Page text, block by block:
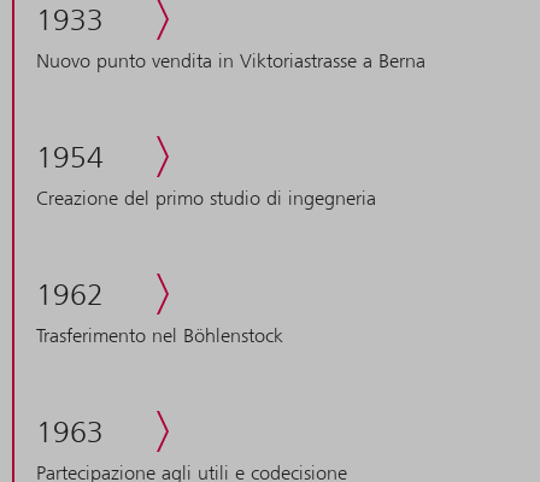
1933
Nuovo punto vendita in Viktoriastrasse a Berna
1954
Creazione del primo studio di ingegneria
1962
Trasferimento nel Böhlenstock
1963
Partecipazione agli utili e codecisione